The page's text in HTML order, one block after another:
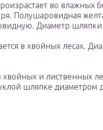
во влажных
Полушаровидная
Диаметр шляпки
в хвойных лесах.
хвойных и лиственных
шляпке диаметром